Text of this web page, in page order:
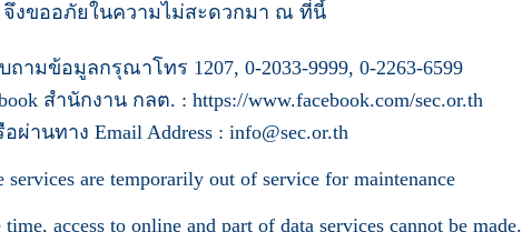
จึงขออภัยในความไม่สะดวกมา ณ ที่นี้
ามข้อมูลกรุณาโทร 1207, 0-2033-9999, 0-2263-6599
สำนักงาน กลต. : https://www.facebook.com/sec.or.th
ผ่านทาง Email Address : info@sec.or.th
services are temporarily out of service for maintenance
access to online and part of data services cannot be made.